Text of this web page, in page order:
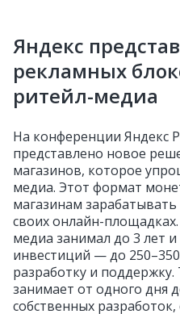
Яндекс
рекламных
ритейл-медиа
На конференции Яндекс
представлено новое
магазинов, которое
медиа. Этот формат
магазинам
своих онлайн-
медиа занимал до 3 лет
инвестиций — до
разработку и
занимает от одного дня
собственных